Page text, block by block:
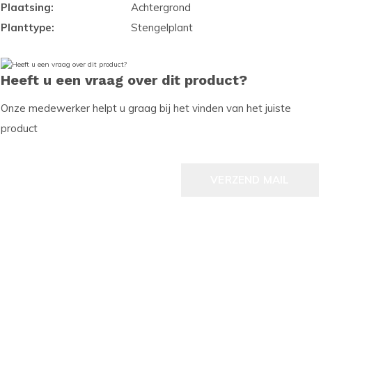
Plaatsing:
Achtergrond
Planttype:
Stengelplant
Heeft u een vraag over dit product?
Onze medewerker helpt u graag bij het vinden van het juiste
product